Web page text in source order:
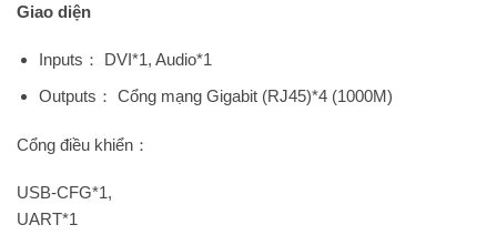
Giao diện
Inputs： DVI*1, Audio*1
Outputs： Cổng mạng Gigabit (RJ45)*4 (1000M)
Cổng điều khiển：
USB-CFG*1,
UART*1